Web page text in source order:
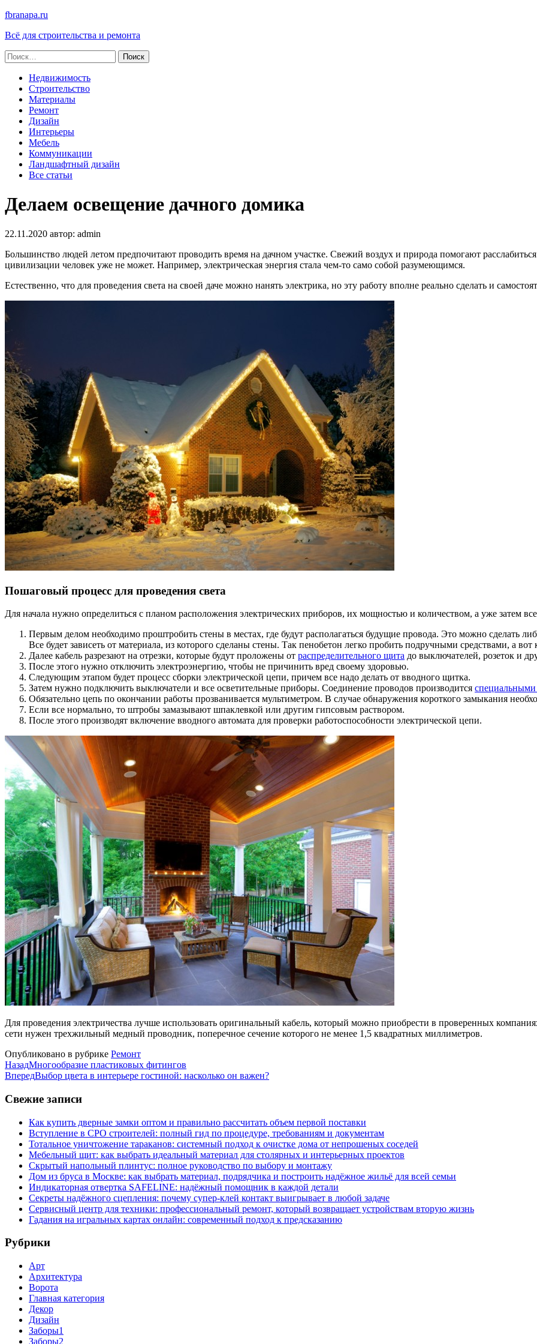
fbranapa.ru
Всё для строительства и ремонта
Найти:
Недвижимость
Строительство
Материалы
Ремонт
Дизайн
Интерьеры
Мебель
Коммуникации
Ландшафтный дизайн
Все статьи
Делаем освещение дачного домика
22.11.2020 автор: admin
Большинство людей летом предпочитают проводить время на дачном участке. Свежий воздух и природа помогают
цивилизации человек уже не может. Например, электрическая энергия стала чем-то само собой разумеющимся.
Естественно, что для проведения света на своей даче можно нанять электрика, но эту работу вполне реально сделать и
Пошаговый процесс для проведения света
Для начала нужно определиться с планом расположения электрических приборов, их мощностью и количеством, а уже затем
Первым делом необходимо проштробить стены в местах, где будут располагаться будущие провода. Это можно сделать
Все будет зависеть от материала, из которого сделаны стены. Так пенобетон легко пробить подручными средствами, а
Далее кабель разрезают на отрезки, которые будут проложены от распределительного щита до выключателей, розеток и
После этого нужно отключить электроэнергию, чтобы не причинить вред своему здоровью.
Следующим этапом будет процесс сборки электрической цепи, причем все надо делать от вводного щитка.
Затем нужно подключить выключатели и все осветительные приборы. Соединение проводов производится
Обязательно цепь по окончании работы прозванивается мультиметром. В случае обнаружения короткого замыкания
Если все нормально, то штробы замазывают шпаклевкой или другим гипсовым раствором.
После этого производят включение вводного автомата для проверки работоспособности электрической цепи.
Для проведения электричества лучше использовать оригинальный кабель, который можно приобрести в проверенных
сети нужен трехжильный медный проводник, поперечное сечение которого не менее 1,5 квадратных миллиметров.
Опубликовано в рубрике Ремонт
НазадМногообразие пластиковых фитингов
ВпередВыбор цвета в интерьере гостиной: насколько он важен?
Свежие записи
Как купить дверные замки оптом и правильно рассчитать объем первой поставки
Вступление в СРО строителей: полный гид по процедуре, требованиям и документам
Тотальное уничтожение тараканов: системный подход к очистке дома от непрошеных соседей
Мебельный щит: как выбрать идеальный материал для столярных и интерьерных проектов
Скрытый напольный плинтус: полное руководство по выбору и монтажу
Дом из бруса в Москве: как выбрать материал, подрядчика и построить надёжное жильё для всей семьи
Индикаторная отвертка SAFELINE: надёжный помощник в каждой детали
Секреты надёжного сцепления: почему супер‑клей контакт выигрывает в любой задаче
Сервисный центр для техники: профессиональный ремонт, который возвращает устройствам вторую жизнь
Гадания на игральных картах онлайн: современный подход к предсказанию
Рубрики
Арт
Архитектура
Ворота
Главная категория
Декор
Дизайн
Заборы1
Заборы2